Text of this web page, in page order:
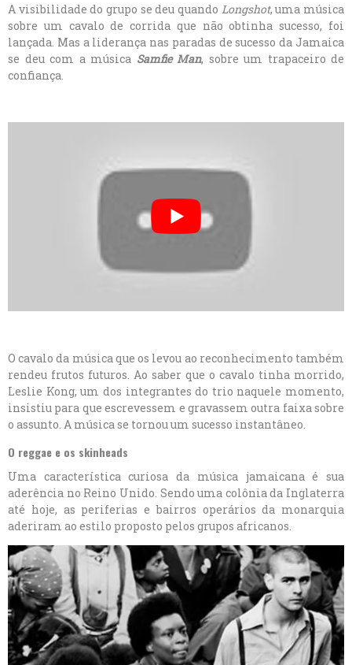
A visibilidade do grupo se deu quando Longshot, uma música
sobre um cavalo de corrida que não obtinha sucesso, foi
lançada. Mas a liderança nas paradas de sucesso da Jamaica
se deu com a música Samfie Man, sobre um trapaceiro de
confiança.
O cavalo da música que os levou ao reconhecimento também
rendeu frutos futuros. Ao saber que o cavalo tinha morrido,
Leslie Kong, um dos integrantes do trio naquele momento,
insistiu para que escrevessem e gravassem outra faixa sobre
o assunto. A música se tornou um sucesso instantâneo.
O reggae e os skinheads
Uma característica curiosa da música jamaicana é sua
aderência no Reino Unido. Sendo uma colônia da Inglaterra
até hoje, as periferias e bairros operários da monarquia
aderiram ao estilo proposto pelos grupos africanos.